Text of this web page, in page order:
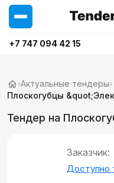
+7 747 094 42 15
›Актуальные тендеры›
Плоскогубцы
Тендер на
Заказчик:
Доступно